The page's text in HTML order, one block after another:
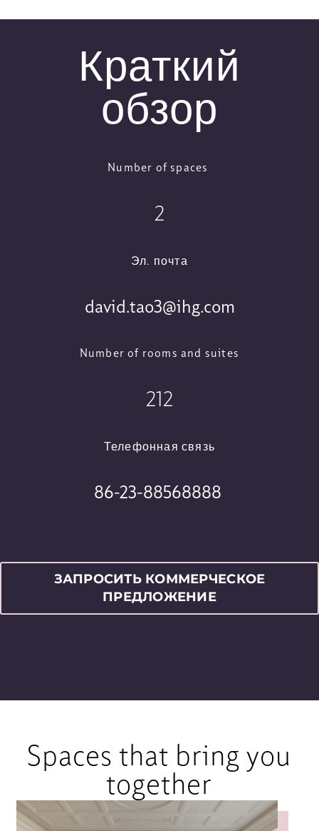
Краткий
обзор
Number of spaces
2
Эл. почта
david.tao3@ihg.com
Number of rooms and suites
212
Телефонная связь
86-23-88568888
ЗАПРОСИТЬ КОММЕРЧЕСКОЕ
ПРЕДЛОЖЕНИЕ
Spaces that bring you
together